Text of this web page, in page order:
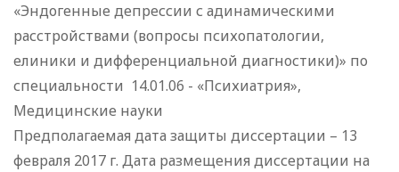
«Эндогенные депрессии с адинамическими
расстройствами (вопросы психопатологии,
елиники и дифференциальной диагностики)» по
специальности 14.01.06 - «Психиатрия»,
Медицинские науки
Предполагаемая дата защиты диссертации – 13
февраля 2017 г. Дата размещения диссертации на